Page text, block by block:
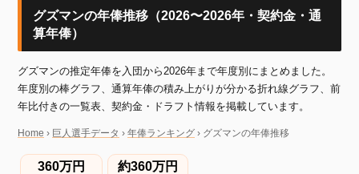
グズマンの年俸推移（2026〜2026年・契約金・通
算年俸）
グズマンの推定年俸を入団から2026年まで年度別にまとめました。
年度別の棒グラフ、通算年俸の積み上がりが分かる折れ線グラフ、前
年比付きの一覧表、契約金・ドラフト情報を掲載しています。
Home › 巨人選手データ › 年俸ランキング › グズマンの年俸推移
360万円 約360万円